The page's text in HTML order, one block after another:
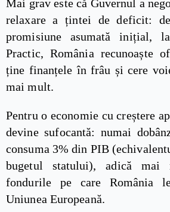
Mai grav este că Guvernul a
relaxare a țintei de deficit:
promisiune asumată inițial,
Practic, România recunoaște
ține finanțele în frâu și cere
mai mult.
Pentru o economie cu creștere
devine sufocantă: numai
consuma 3% din PIB
bugetul statului), adică mai
fondurile pe care România
Uniunea Europeană.